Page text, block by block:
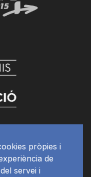
pròpies i
de
servei i